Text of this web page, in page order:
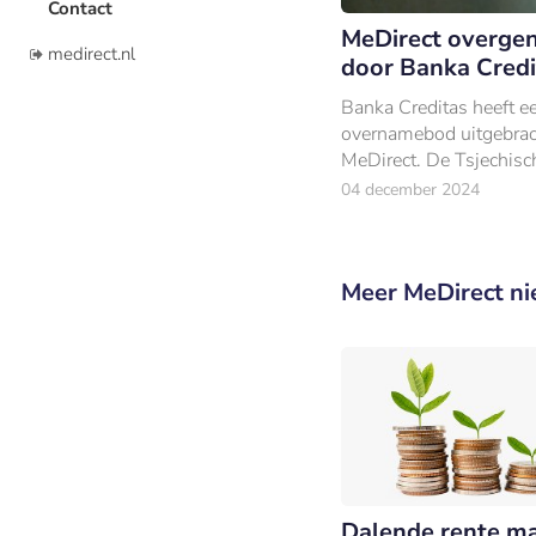
Contact
medirect.nl
MeDirect
door Banka
Banka Creditas heeft
overnamebod
MeDirect. De
wil het volledige
04 december 2024
Meer MeDirect